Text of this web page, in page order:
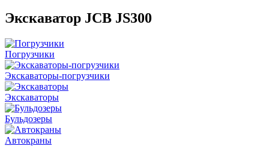
Экскаватор JCB JS300
Погрузчики
Экскаваторы-погрузчики
Экскаваторы
Бульдозеры
Автокраны